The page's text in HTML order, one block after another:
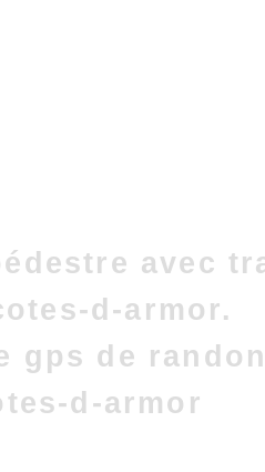
avec
d-armor.
gps de
d-armor